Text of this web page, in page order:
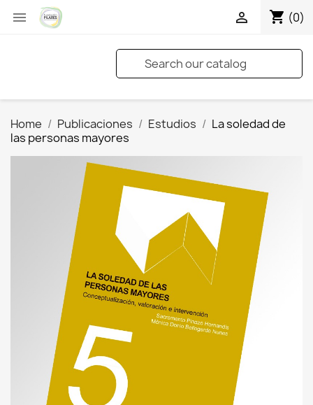
 shopping_cart (0)

Home Publicaciones Estudios
La soledad de
las personas mayores